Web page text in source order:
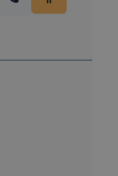
helyi-
policie